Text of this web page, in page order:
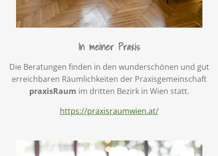
In meiner Praxis
Die Beratungen finden in den wunderschönen und gut
erreichbaren Räumlichkeiten der Praxisgemeinschaft
praxisRaum im dritten Bezirk in Wien statt.
https://praxisraumwien.at/